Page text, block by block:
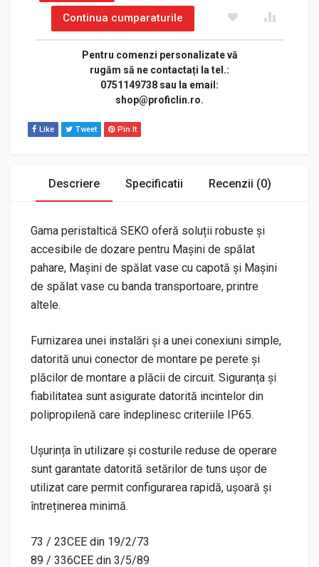
Continua cumparaturile
Pentru comenzi personalizate vă
rugăm să ne contactați la tel.:
0751149738 sau la email:
shop@proficlin.ro.
Like Tweet Pin It
Descriere Specificatii Recenzii (0)
Gama peristaltică SEKO oferă soluții robuste și
accesibile de dozare pentru Mașini de spălat
pahare, Mașini de spălat vase cu capotă și Mașini
de spălat vase cu banda transportoare, printre
altele.
Furnizarea unei instalări și a unei conexiuni simple,
datorită unui conector de montare pe perete și
plăcilor de montare a plăcii de circuit. Siguranța și
fiabilitatea sunt asigurate datorită incintelor din
polipropilenă care îndeplinesc criteriile IP65.
Ușurința în utilizare și costurile reduse de operare
sunt garantate datorită setărilor de tuns ușor de
utilizat care permit configurarea rapidă, ușoară și
întreținerea minimă.
73 / 23CEE din 19/2/73
89 / 336CEE din 3/5/89